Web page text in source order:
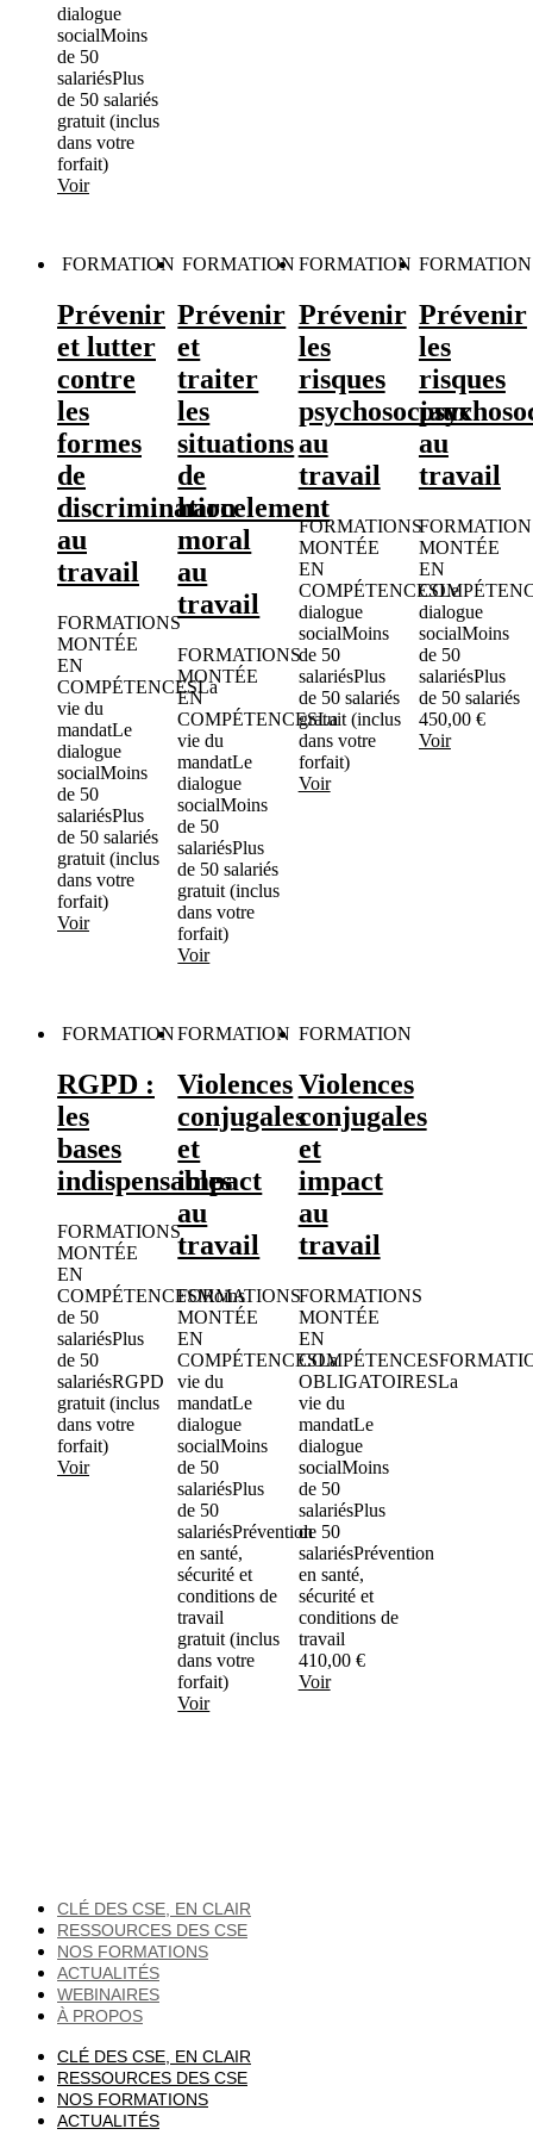
dialogue
socialMoins
de 50
salariésPlus
de 50 salariés
gratuit (inclus
dans votre
forfait)
Voir
FORMATION
Prévenir
et lutter
contre
les
formes
de
discrimination
au
travail
FORMATIONS
MONTÉE
EN
COMPÉTENCESLa
vie du
mandatLe
dialogue
socialMoins
de 50
salariésPlus
de 50 salariés
gratuit (inclus
dans votre
forfait)
Voir
FORMATION
Prévenir
et
traiter
les
situations
de
harcelement
moral
au
travail
FORMATIONS
MONTÉE
EN
COMPÉTENCESLa
vie du
mandatLe
dialogue
socialMoins
de 50
salariésPlus
de 50 salariés
gratuit (inclus
dans votre
forfait)
Voir
FORMATION
Prévenir
les
risques
psychosociaux
au
travail
FORMATIONS
MONTÉE
EN
COMPÉTENCESLe
dialogue
socialMoins
de 50
salariésPlus
de 50 salariés
gratuit (inclus
dans votre
forfait)
Voir
FORMATION
Prévenir
les
risques
au
travail
MONTÉE
EN
dialogue
socialMoins
de 50
salariésPlus
de 50 salariés
450,00 €
Voir
FORMATION
RGPD :
les
bases
indispensables
FORMATIONS
MONTÉE
EN
COMPÉTENCESMoins
de 50
salariésPlus
de 50
salariésRGPD
gratuit (inclus
dans votre
forfait)
Voir
FORMATION
Violences
conjugales
et
impact
au
travail
FORMATIONS
MONTÉE
EN
COMPÉTENCESLa
vie du
mandatLe
dialogue
socialMoins
de 50
salariésPlus
de 50
salariésPrévention
en santé,
sécurité et
conditions de
travail
gratuit (inclus
dans votre
forfait)
Voir
FORMATION
Violences
conjugales
et
impact
au
travail
FORMATIONS
MONTÉE
EN
COMPÉTENCES
OBLIGATOIRESLa
vie du
mandatLe
dialogue
socialMoins
de 50
salariésPlus
de 50
salariésPrévention
en santé,
sécurité et
conditions de
travail
410,00 €
Voir
CLÉ DES CSE, EN CLAIR
RESSOURCES DES CSE
NOS FORMATIONS
ACTUALITÉS
WEBINAIRES
À PROPOS
CLÉ DES CSE, EN CLAIR
RESSOURCES DES CSE
NOS FORMATIONS
ACTUALITÉS